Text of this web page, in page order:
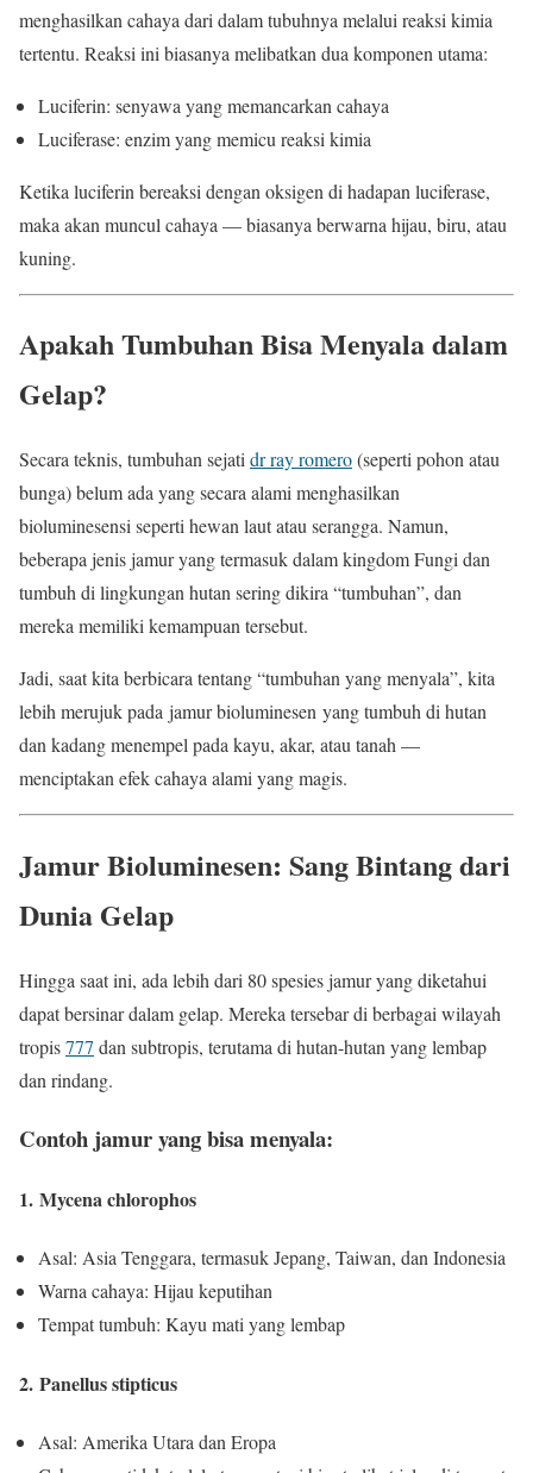
menghasilkan cahaya dari dalam tubuhnya melalui reaksi kimia
tertentu. Reaksi ini biasanya melibatkan dua komponen utama:
Luciferin: senyawa yang memancarkan cahaya
Luciferase: enzim yang memicu reaksi kimia
Ketika luciferin bereaksi dengan oksigen di hadapan luciferase,
maka akan muncul cahaya — biasanya berwarna hijau, biru, atau
kuning.
Apakah Tumbuhan Bisa Menyala dalam
Gelap?
Secara teknis, tumbuhan sejatidr ray romero(seperti pohon atau
bunga) belum ada yang secara alami menghasilkan
bioluminesensi seperti hewan laut atau serangga. Namun,
beberapa jenis jamur yang termasuk dalam kingdom Fungi dan
tumbuh di lingkungan hutan sering dikira “tumbuhan”, dan
mereka memiliki kemampuan tersebut.
Jadi, saat kita berbicara tentang “tumbuhan yang menyala”, kita
lebih merujuk pada jamur bioluminesen yang tumbuh di hutan
dan kadang menempel pada kayu, akar, atau tanah —
menciptakan efek cahaya alami yang magis.
Jamur Bioluminesen: Sang Bintang dari
Dunia Gelap
Hingga saat ini, ada lebih dari 80 spesies jamur yang diketahui
dapat bersinar dalam gelap. Mereka tersebar di berbagai wilayah
tropis777 dan subtropis, terutama di hutan-hutan yang lembap
dan rindang.
Contoh jamur yang bisa menyala:
1. Mycena chlorophos
Asal: Asia Tenggara, termasuk Jepang, Taiwan, dan Indonesia
Warna cahaya: Hijau keputihan
Tempat tumbuh: Kayu mati yang lembap
2. Panellus stipticus
Asal: Amerika Utara dan Eropa